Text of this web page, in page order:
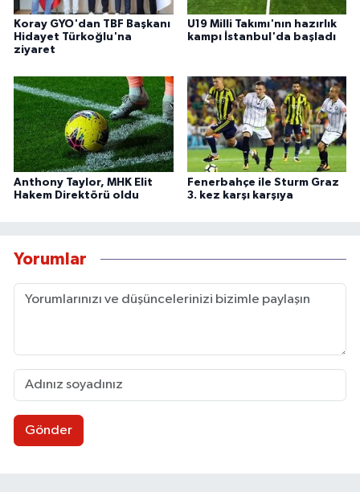
Koray GYO'dan TBF Başkanı
Hidayet Türkoğlu'na
ziyaret
U19 Milli Takımı'nın hazırlık
kampı İstanbul'da başladı
Anthony Taylor, MHK Elit
Hakem Direktörü oldu
Fenerbahçe ile Sturm Graz
3. kez karşı karşıya
Yorumlar
Gönder